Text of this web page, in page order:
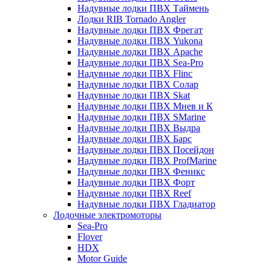
Надувные лодки ПВХ Таймень
Лодки RIB Tornado Angler
Надувные лодки ПВХ Фрегат
Надувные лодки ПВХ Yukona
Надувные лодки ПВХ Apache
Надувные лодки ПВХ Sea-Pro
Надувные лодки ПВХ Flinc
Надувные лодки ПВХ Солар
Надувные лодки ПВХ Skat
Надувные лодки ПВХ Мнев и К
Надувные лодки ПВХ SMarine
Надувные лодки ПВХ Выдра
Надувные лодки ПВХ Барс
Надувные лодки ПВХ Посейдон
Надувные лодки ПВХ ProfMarine
Надувные лодки ПВХ Феникс
Надувные лодки ПВХ Форт
Надувные лодки ПВХ Reef
Надувные лодки ПВХ Гладиатор
Лодочные электромоторы
Sea-Pro
Flover
HDX
Motor Guide